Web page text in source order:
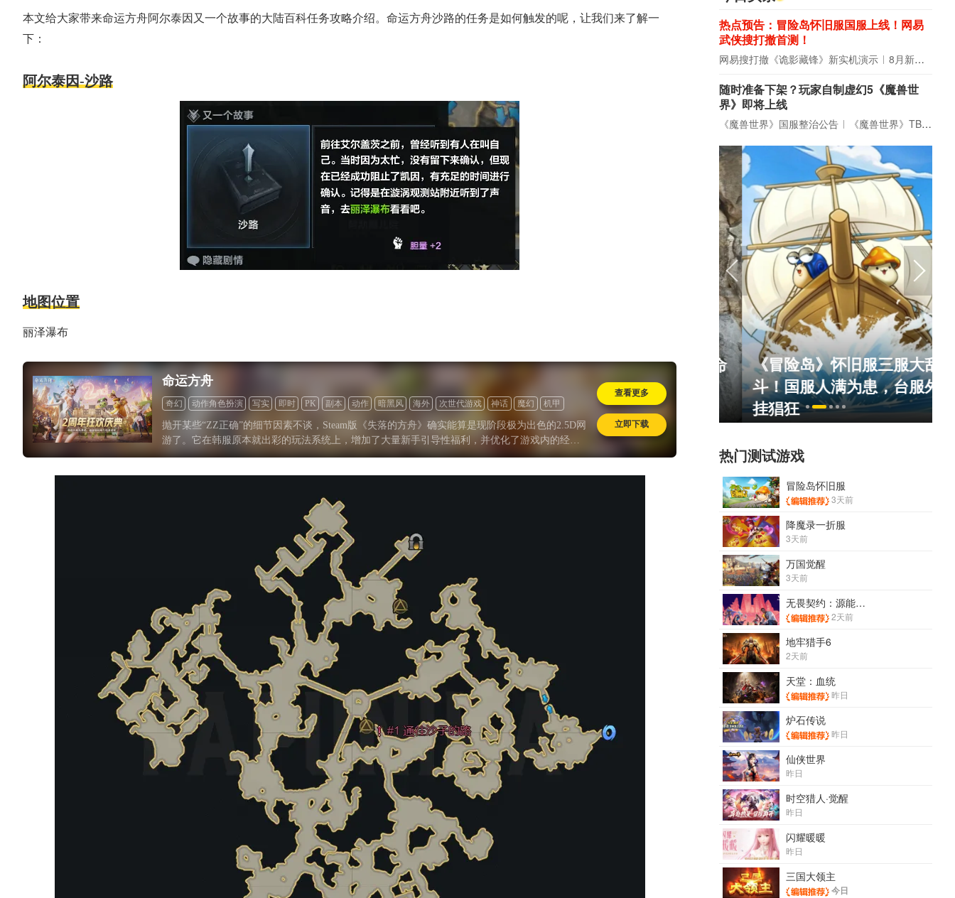
本文给大家带来命运方舟阿尔泰因又一个故事的大陆百科任务攻略介绍。命运方舟沙路的任务是如何触发的呢，让我们来了解一
下：
阿尔泰因-沙路
地图位置
丽泽瀑布
命运方舟
奇幻 动作角色扮演 写实 即时 PK 副本 动作 暗黑风 海外 次世代游戏 神话 魔幻
机甲
RPG
多人联机 冒险 模拟
抛开某些“ZZ正确”的细节因素不谈，Steam版《失落的方舟》确实能算是现阶段极为出色的2.5D网
游了。它在韩服原本就出彩的玩法系统上，增加了大量新手引导性福利，并优化了游戏内的经济
与货币系统，让每一位玩家都在不氪金的前提下，进行公平的竞争与游戏，实属不易。唯一需要
查看更多
立即下载
热点预告：冒险岛怀旧服国服上线！网易
武侠搜打撤首测！
网易搜打撤《诡影藏锋》新实机演示 8月新游前瞻：《诡秘之主》领衔
随时准备下架？玩家自制虚幻5《魔兽世
界》即将上线
《魔兽世界》国服整治公告 《魔兽世界》TBC周年大更：双经典团本回归！
老友服“逐鹿中原”火爆上
线，回馈18年天下老头
一看吓一跳：雷死人不偿命
的囧图集（1168）
《冒险岛》怀旧服三服大乱
斗！国服人满为患，台服外
挂猖狂
热门测试游戏
冒险岛怀旧服
3天前
降魔录一折服
3天前
万国觉醒
3天前
无畏契约：源能行动
2天前
地牢猎手6
2天前
天堂：血统
昨日
炉石传说
昨日
仙侠世界
昨日
时空猎人·觉醒
昨日
闪耀暖暖
昨日
三国大领主
今日